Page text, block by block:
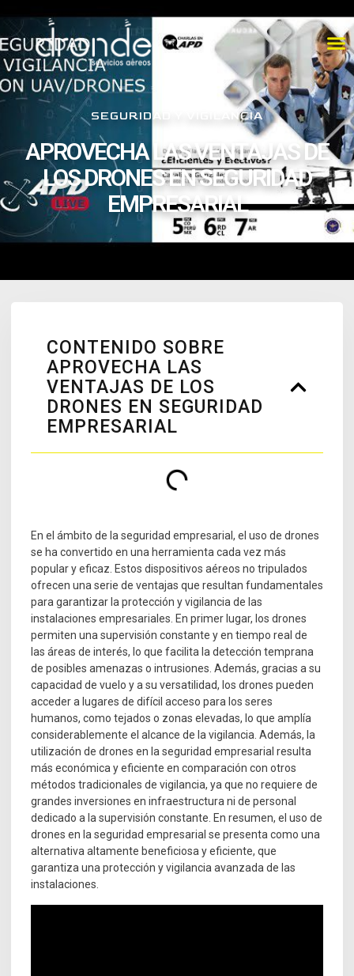
SEGURIDAD Y VIGILANCIA
APROVECHA LAS VENTAJAS DE
LOS DRONES EN SEGURIDAD
EMPRESARIAL
CONTENIDO SOBRE
APROVECHA LAS
VENTAJAS DE LOS
DRONES EN SEGURIDAD
EMPRESARIAL
En el ámbito de la seguridad empresarial, el uso de drones
se ha convertido en una herramienta cada vez más
popular y eficaz. Estos dispositivos aéreos no tripulados
ofrecen una serie de ventajas que resultan fundamentales
para garantizar la protección y vigilancia de las
instalaciones empresariales. En primer lugar, los drones
permiten una supervisión constante y en tiempo real de
las áreas de interés, lo que facilita la detección temprana
de posibles amenazas o intrusiones. Además, gracias a su
capacidad de vuelo y a su versatilidad, los drones pueden
acceder a lugares de difícil acceso para los seres
humanos, como tejados o zonas elevadas, lo que amplía
considerablemente el alcance de la vigilancia. Además, la
utilización de drones en la seguridad empresarial resulta
más económica y eficiente en comparación con otros
métodos tradicionales de vigilancia, ya que no requiere de
grandes inversiones en infraestructura ni de personal
dedicado a la supervisión constante. En resumen, el uso de
drones en la seguridad empresarial se presenta como una
alternativa altamente beneficiosa y eficiente, que
garantiza una protección y vigilancia avanzada de las
instalaciones.